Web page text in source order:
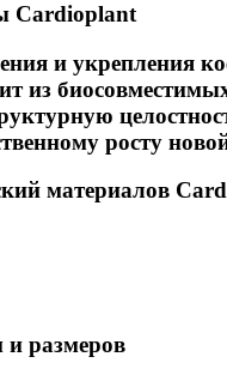
Cardioplant
и укрепления
из
росту
материалов
размеров